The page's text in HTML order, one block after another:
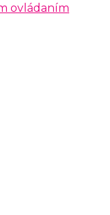
ovládaním